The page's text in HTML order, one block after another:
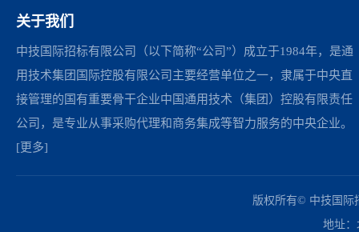
关于我们
中技国际招标有限公司（以下简称“公司”）成立于1984年，是通
用技术集团国际控股有限公司主要经营单位之一，隶属于中央直
接管理的国有重要骨干企业中国通用技术（集团）控股有限责任
公司，是专业从事采购代理和商务集成等智力服务的中央企业。
[更多]
版权所有© 中技国际
地址：